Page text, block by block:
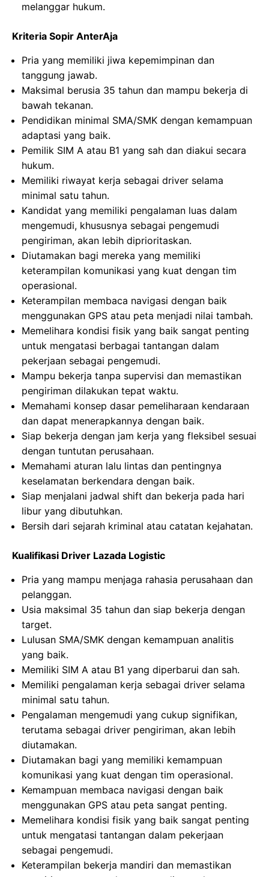
melanggar hukum.
Kriteria Sopir AnterAja
Pria yang memiliki jiwa kepemimpinan dan
tanggung jawab.
Maksimal berusia 35 tahun dan mampu bekerja di
bawah tekanan.
Pendidikan minimal SMA/SMK dengan kemampuan
adaptasi yang baik.
Pemilik SIM A atau B1 yang sah dan diakui secara
hukum.
Memiliki riwayat kerja sebagai driver selama
minimal satu tahun.
Kandidat yang memiliki pengalaman luas dalam
mengemudi, khususnya sebagai pengemudi
pengiriman, akan lebih diprioritaskan.
Diutamakan bagi mereka yang memiliki
keterampilan komunikasi yang kuat dengan tim
operasional.
Keterampilan membaca navigasi dengan baik
menggunakan GPS atau peta menjadi nilai tambah.
Memelihara kondisi fisik yang baik sangat penting
untuk mengatasi berbagai tantangan dalam
pekerjaan sebagai pengemudi.
Mampu bekerja tanpa supervisi dan memastikan
pengiriman dilakukan tepat waktu.
Memahami konsep dasar pemeliharaan kendaraan
dan dapat menerapkannya dengan baik.
Siap bekerja dengan jam kerja yang fleksibel sesuai
dengan tuntutan perusahaan.
Memahami aturan lalu lintas dan pentingnya
keselamatan berkendara dengan baik.
Siap menjalani jadwal shift dan bekerja pada hari
libur yang dibutuhkan.
Bersih dari sejarah kriminal atau catatan kejahatan.
Kualifikasi Driver Lazada Logistic
Pria yang mampu menjaga rahasia perusahaan dan
pelanggan.
Usia maksimal 35 tahun dan siap bekerja dengan
target.
Lulusan SMA/SMK dengan kemampuan analitis
yang baik.
Memiliki SIM A atau B1 yang diperbarui dan sah.
Memiliki pengalaman kerja sebagai driver selama
minimal satu tahun.
Pengalaman mengemudi yang cukup signifikan,
terutama sebagai driver pengiriman, akan lebih
diutamakan.
Diutamakan bagi yang memiliki kemampuan
komunikasi yang kuat dengan tim operasional.
Kemampuan membaca navigasi dengan baik
menggunakan GPS atau peta sangat penting.
Memelihara kondisi fisik yang baik sangat penting
untuk mengatasi tantangan dalam pekerjaan
sebagai pengemudi.
Keterampilan bekerja mandiri dan memastikan